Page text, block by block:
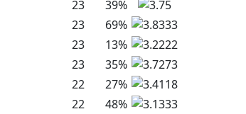
23
39%
23
69%
23
13%
23
35%
22
27%
22
48%